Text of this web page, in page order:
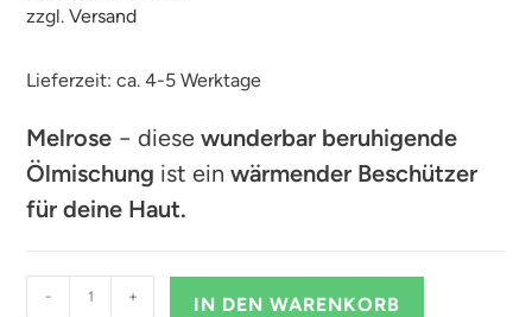
zzgl.Versand
Lieferzeit: ca. 4-5 Werktage
Melrose − diesewunderbar beruhigende
Ölmischung ist einwärmender Beschützer
für deine Haut.
- + IN DEN WARENKORB